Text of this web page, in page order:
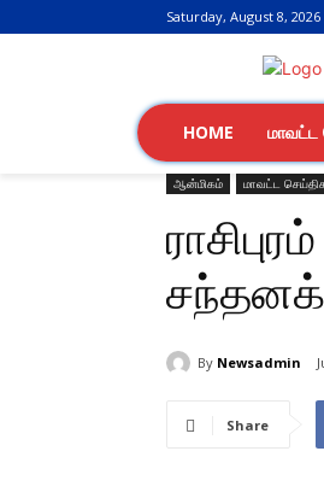
Saturday, August 8, 2026
HOME
ஆன்மிகம் மாவட்ட
By Newsadmin
Share